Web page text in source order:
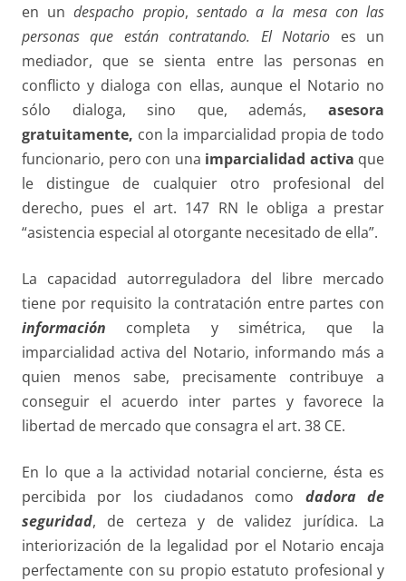
en undespacho propio, sentado a la mesa con las
personas que están contratando. El Notario es un
mediador, que se sienta entre las personas en
conflicto y dialoga con ellas, aunque el Notario no
sólo dialoga, sino que, además, asesora
gratuitamente, con la imparcialidad propia de todo
funcionario, pero con una imparcialidad activa que
le distingue de cualquier otro profesional del
derecho, pues el art. 147 RN le obliga a prestar
“asistencia especial al otorgante necesitado de ella”.
La capacidad autorreguladora del libre mercado
tiene por requisito la contratación entre partes con
información completa y simétrica, que la
imparcialidad activa del Notario, informando más a
quien menos sabe, precisamente contribuye a
conseguir el acuerdo inter partes y favorece la
libertad de mercado que consagra el art. 38 CE.
En lo que a la actividad notarial concierne, ésta es
percibida por los ciudadanos como dadora de
seguridad, de certeza y de validez jurídica. La
interiorización de la legalidad por el Notario encaja
perfectamente con su propio estatuto profesional y